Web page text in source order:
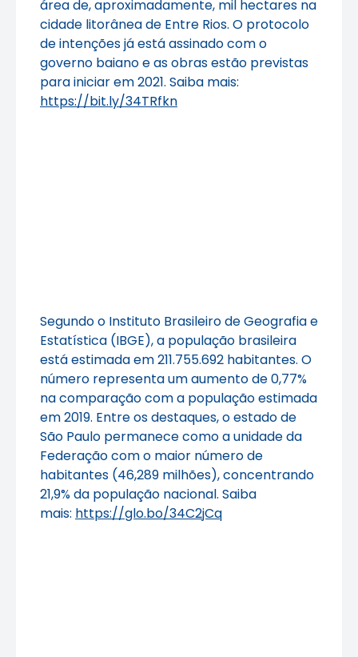
área de, aproximadamente, mil hectares na
cidade litorânea de Entre Rios. O protocolo
de intenções já está assinado com o
governo baiano e as obras estão previstas
para iniciar em 2021. Saiba mais:
https://bit.ly/34TRfkn
Segundo o Instituto Brasileiro de Geografia e
Estatística (IBGE), a população brasileira
está estimada em 211.755.692 habitantes. O
número representa um aumento de 0,77%
na comparação com a população estimada
em 2019. Entre os destaques, o estado de
São Paulo permanece como a unidade da
Federação com o maior número de
habitantes (46,289 milhões), concentrando
21,9% da população nacional. Saiba
mais: https://glo.bo/34C2jCq